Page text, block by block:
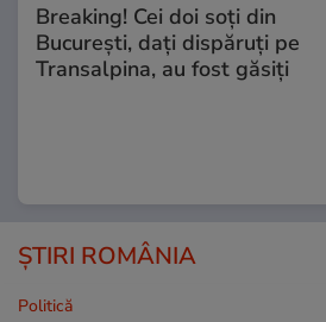
Breaking! Cei doi soți din
București, dați dispăruți pe
Transalpina, au fost găsiți
ȘTIRI ROMÂNIA
Politică